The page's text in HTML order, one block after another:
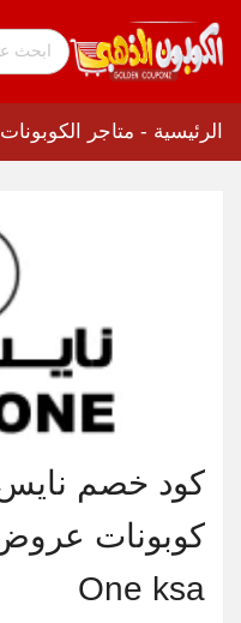
الرئيسية - متاجر الكوبونات
One ksa